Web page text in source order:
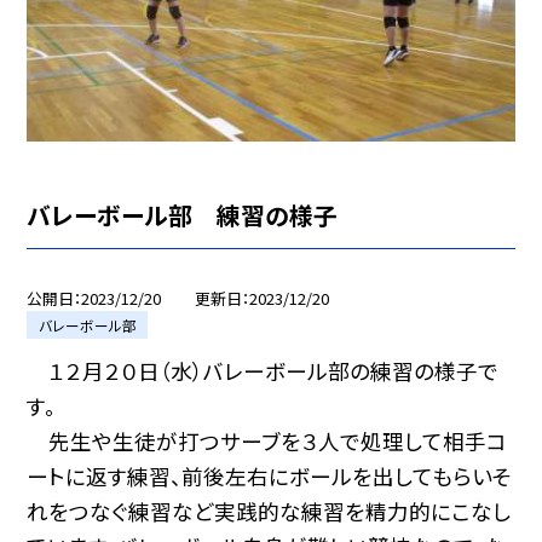
バレーボール部 練習の様子
公開日 2023/12/20 更新日 2023/12/20
バレーボール部
１２月２０日（水）バレーボール部の練習の様子で
す。
先生や生徒が打つサーブを３人で処理して相手コ
ートに返す練習、前後左右にボールを出してもらいそ
れをつなぐ練習など実践的な練習を精力的にこなし